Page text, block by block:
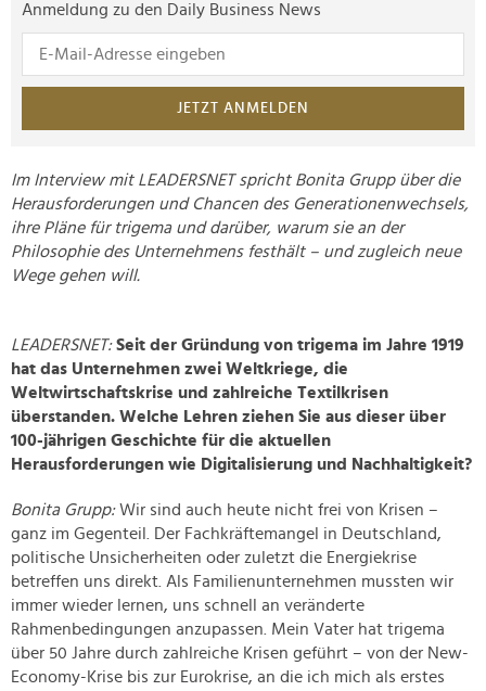
Anmeldung zu den Daily Business News
JETZT ANMELDEN
Im Interview mit LEADERSNET spricht Bonita Grupp über die
Herausforderungen und Chancen des Generationenwechsels,
ihre Pläne für trigema und darüber, warum sie an der
Philosophie des Unternehmens festhält – und zugleich neue
Wege gehen will.
LEADERSNET: Seit der Gründung von trigema im Jahre 1919
hat das Unternehmen zwei Weltkriege, die
Weltwirtschaftskrise und zahlreiche Textilkrisen
überstanden. Welche Lehren ziehen Sie aus dieser über
100-jährigen Geschichte für die aktuellen
Herausforderungen wie Digitalisierung und Nachhaltigkeit?
Bonita Grupp:Wir sind auch heute nicht frei von Krisen –
ganz im Gegenteil. Der Fachkräftemangel in Deutschland,
politische Unsicherheiten oder zuletzt die Energiekrise
betreffen uns direkt. Als Familienunternehmen mussten wir
immer wieder lernen, uns schnell an veränderte
Rahmenbedingungen anzupassen. Mein Vater hat trigema
über 50 Jahre durch zahlreiche Krisen geführt – von der New-
Economy-Krise bis zur Eurokrise, an die ich mich als erstes